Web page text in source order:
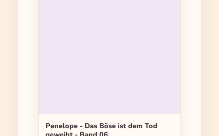
Penelope - Das Böse ist dem Tod